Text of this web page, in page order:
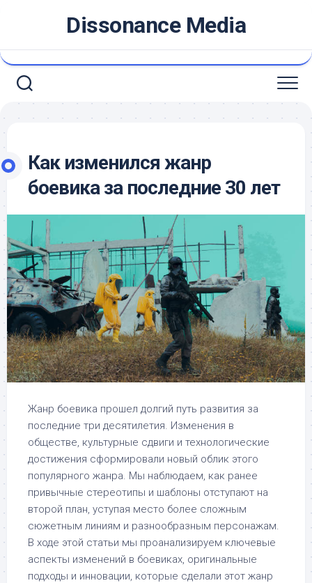
Dissonance Media
Как изменился жанр
боевика за последние 30 лет
Жанр боевика прошел долгий путь развития за
последние три десятилетия. Изменения в
обществе, культурные сдвиги и технологические
достижения сформировали новый облик этого
популярного жанра. Мы наблюдаем, как ранее
привычные стереотипы и шаблоны отступают на
второй план, уступая место более сложным
сюжетным линиям и разнообразным персонажам.
В ходе этой статьи мы проанализируем ключевые
аспекты изменений в боевиках, оригинальные
подходы и инновации, которые сделали этот жанр